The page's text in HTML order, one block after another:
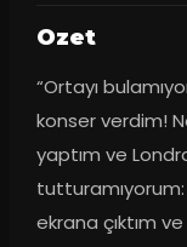
Ozet
“Ortayı
konser verdim!
yaptım ve
tutturamıyorum:
ekrana çıktım